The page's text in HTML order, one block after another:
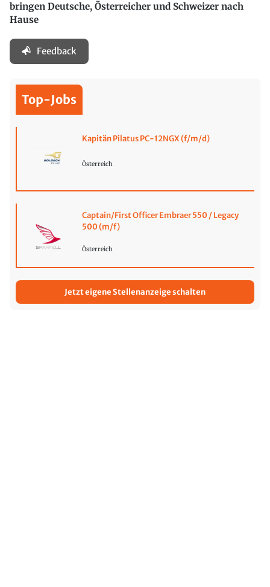
bringen Deutsche, Österreicher und Schweizer nach
Hause
Feedback
Top-Jobs
Kapitän Pilatus PC-12NGX (f/m/d)
Österreich
Captain/First Officer Embraer 550 / Legacy
500 (m/f)
Österreich
Jetzt eigene Stellenanzeige schalten